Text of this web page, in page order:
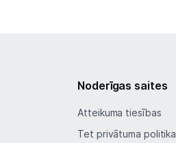
Noderīgas saites
Atteikuma tiesības
Tet privātuma politika